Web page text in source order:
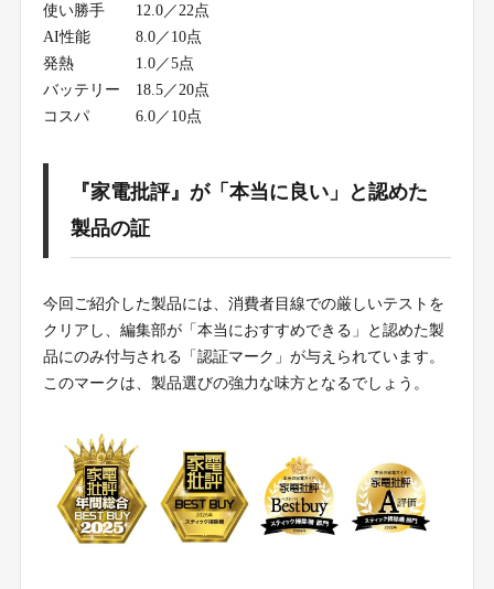
使い勝手
12.0／22点
AI性能
8.0／10点
発熱
1.0／5点
バッテリー
18.5／20点
コスパ
6.0／10点
『家電批評』が「本当に良い」と認めた
製品の証
今回ご紹介した製品には、消費者目線での厳しいテストを
クリアし、編集部が「本当におすすめできる」と認めた製
品にのみ付与される「認証マーク」が与えられています。
このマークは、製品選びの強力な味方となるでしょう。